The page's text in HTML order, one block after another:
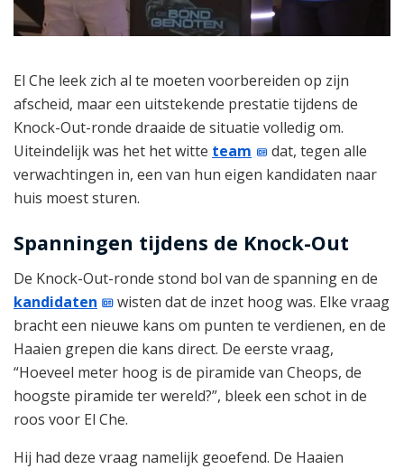
El Che leek zich al te moeten voorbereiden op zijn
afscheid, maar een uitstekende prestatie tijdens de
Knock-Out-ronde draaide de situatie volledig om.
Uiteindelijk was het het witte team
dat, tegen alle
verwachtingen in, een van hun eigen kandidaten naar
huis moest sturen.
Spanningen tijdens de Knock-Out
De Knock-Out-ronde stond bol van de spanning en de
kandidaten
wisten dat de inzet hoog was. Elke vraag
bracht een nieuwe kans om punten te verdienen, en de
Haaien grepen die kans direct. De eerste vraag,
“Hoeveel meter hoog is de piramide van Cheops, de
hoogste piramide ter wereld?”, bleek een schot in de
roos voor El Che.
Hij had deze vraag namelijk geoefend. De Haaien